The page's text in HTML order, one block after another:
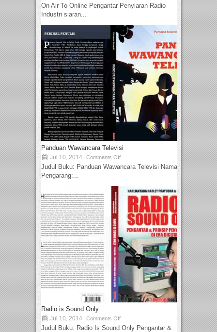
On Air To Online Pengantar Penyiaran Radio
Industri siaran...
Panduan Wawancara Televisi
Jul 10, 2014 Comments Off
Judul Buku: Panduan Wawancara Televisi Nama
Pengarang:...
Radio is Sound Only
Jul 10, 2014 Comments Off
Judul Buku: Radio Is Sound Only Pengantar &